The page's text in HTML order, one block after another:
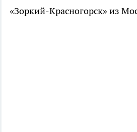
«Зоркий-Красногорск» из